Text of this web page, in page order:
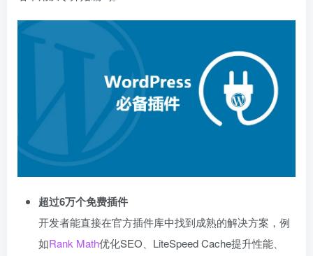
超过6万个免费插件
开发者能直接在官方插件库中找到成熟的解决方案，例
如Rank Math优化SEO、LiteSpeed Cache提升性能、